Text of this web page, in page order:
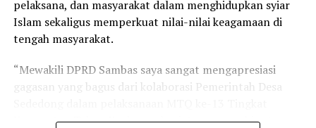
tersebut menunjukkan kawasan Sambas, Bengkayang,
dan Singkawang memiliki potensi yang cukup untuk
mendapatkan representasi politik yang lebih
proporsional apabila dilakukan penataan daerah
pemilihan sesuai ketentuan yang berlaku.
pelaksana, dan masyarakat dalam menghidupkan syiar
Islam sekaligus memperkuat nilai-nilai keagamaan di
tengah masyarakat.
“Mewakili DPRD Sambas saya sangat mengapresiasi
gagasan yang bagus dari kolaborasi Pemerintah Desa
Kecamatan Tebas. Ke depan, kegiatan serupa bisa terus